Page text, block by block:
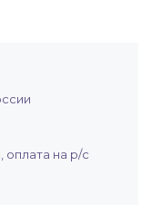
на р/с